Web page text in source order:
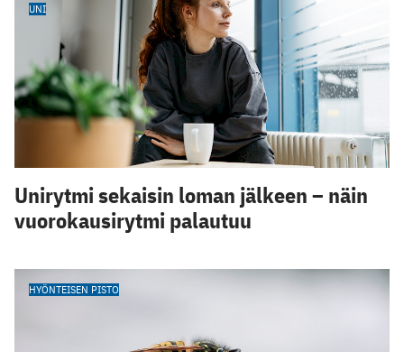
UNI
Unirytmi sekaisin loman jälkeen – näin
vuorokausirytmi palautuu
HYÖNTEISEN PISTO